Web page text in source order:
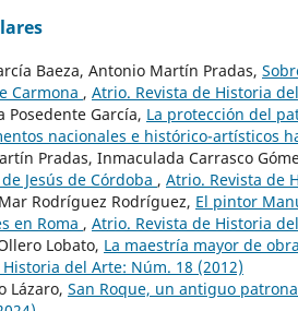
Baeza, Antonio Martín Pradas,
Carmona , Atrio. Revista de Historia
Posedente García, La protección del
nacionales e histórico-artísticos
Pradas, Inmaculada Carrasco
Jesús de Córdoba , Atrio. Revista de
Rodríguez Rodríguez, El pintor
en Roma , Atrio. Revista de Historia
Lobato, La maestría mayor de
Historia del Arte: Núm. 18 (2012)
Lázaro, San Roque, un antiguo